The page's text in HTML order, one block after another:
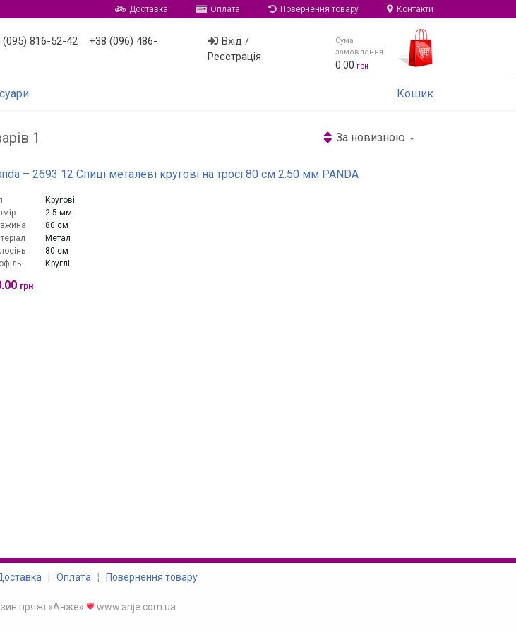
Доставка Оплата Повернення товару Контакти
(095) 816-52-42
+38 (096) 486-
Вхід /
Реєстрація
Сума
замовлення
0.00 грн
Кошик
1 За новизною
– 2693 12 Спиці металеві кругові на тросі 80 см 2.50 мм PANDA
Кругові
2.5 мм
80 см
Метал
80 см
Круглі
грн
¦ Оплата ¦ Повернення товару
пряжі «Анже» www.anje.com.ua